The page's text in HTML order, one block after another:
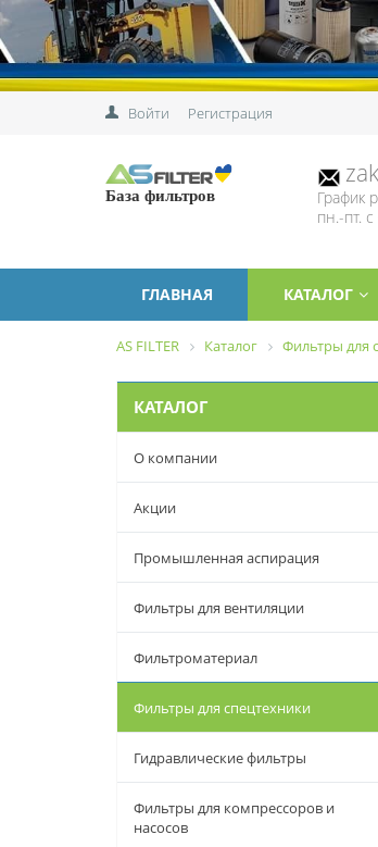
Войти Регистрация
База фильтров
График
пн.-пт.
ГЛАВНАЯ КАТАЛОГ
AS FILTER Каталог Фильтры для
КАТАЛОГ
О компании
Акции
Промышленная аспирация
Фильтры для вентиляции
Фильтроматериал
Фильтры для спецтехники
Гидравлические фильтры
Фильтры для компрессоров и
насосов